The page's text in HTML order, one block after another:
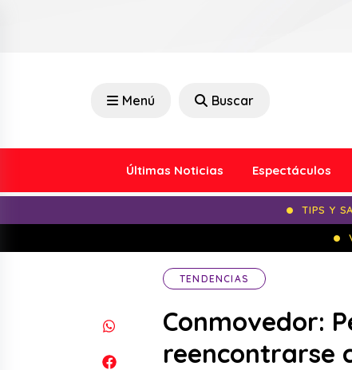
Menú Buscar
Últimas Noticias Espectáculos
TIPS Y
TENDENCIAS
Conmovedor:
reencontrarse